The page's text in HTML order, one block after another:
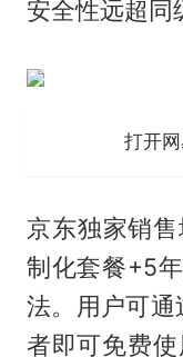
安全性远超同
打开
京东独家销
制化套餐+5
法。用户可通
者即可免费